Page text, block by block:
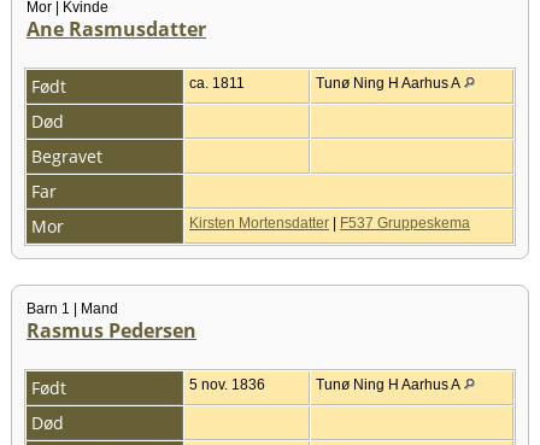
Mor | Kvinde
Ane Rasmusdatter
Født ca. 1811 Tunø Ning H Aarhus A
Død
Begravet
Far
Mor
Kirsten Mortensdatter F537 Gruppeskema
Barn 1 | Mand
Rasmus Pedersen
Født 5 nov. 1836 Tunø Ning H Aarhus A
Død